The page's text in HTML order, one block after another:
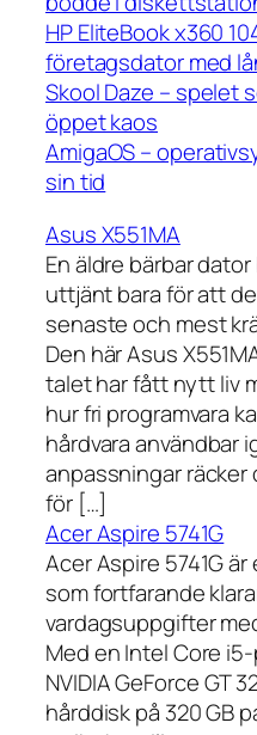
HP EliteBook x360
företagsdator med
Skool Daze – spelet
öppet kaos
AmigaOS –
sin tid
Asus X551MA
En äldre bärbar
uttjänt bara för att
senaste och mest
Den här Asus
talet har fått nytt liv
hur fri programvara
hårdvara användbar
anpassningar
för […]
Acer Aspire 5741G
Acer Aspire 5741G
som fortfarande
vardagsuppgifter
Med en Intel Core
NVIDIA GeForce GT
hårddisk på 320 GB